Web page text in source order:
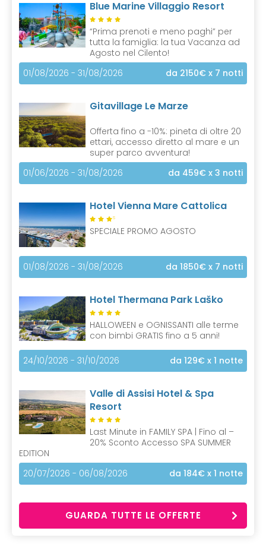
Blue Marine Villaggio Resort
“Prima prenoti e meno paghi” per
tutta la famiglia: la tua Vacanza ad
Agosto nel Cilento!
01/08/2026 - 31/08/2026
da 2150€ x 7 notti
Gitavillage Le Marze
Offerta fino a -10%: pineta di oltre 20
ettari, accesso diretto al mare e un
super parco avventura!
01/06/2026 - 31/08/2026
da 459€ x 3 notti
Hotel Vienna Mare Cattolica
S
SPECIALE PROMO AGOSTO
01/08/2026 - 31/08/2026 da 1850€ x 7 notti
Hotel Thermana Park Laško
HALLOWEEN e OGNISSANTI alle terme
con bimbi GRATIS fino a 5 anni!
24/10/2026 - 31/10/2026 da 129€ x 1 notte
Valle di Assisi Hotel & Spa
Resort
Last Minute in FAMILY SPA | Fino al –
20% Sconto Accesso SPA SUMMER
EDITION
20/07/2026 - 06/08/2026
da 184€ x 1 notte
GUARDA TUTTE LE OFFERTE